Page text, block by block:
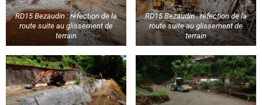
RD15 Bezaudin : réfection de la
route suite au glissement de
terrain
RD15 Bezaudin : réfection de la
route suite au glissement de
terrain